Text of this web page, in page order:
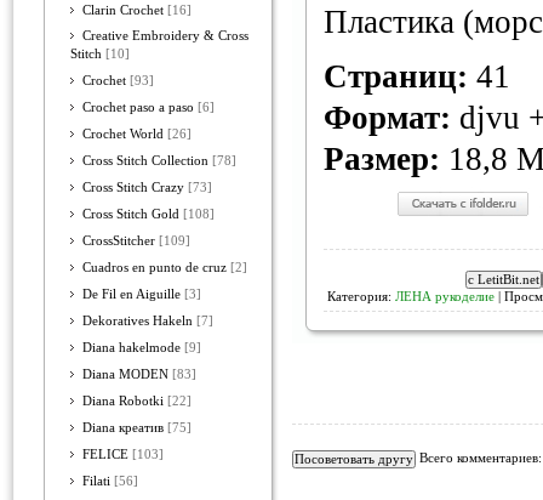
Clarin Crochet [16]
Creative Embroidery & Cross
Stitch [10]
Crochet [93]
Crochet paso a paso [6]
Crochet World [26]
Cross Stitch Collection [78]
Cross Stitch Crazy [73]
Cross Stitch Gold [108]
CrossStitcher [109]
Cuadros en punto de cruz [2]
De Fil en Aiguille [3]
Dekoratives Hakeln [7]
Diana hakelmode [9]
Diana MODEN [83]
Diana Robotki [22]
Diana креатив [75]
FELICE [103]
Filati [56]
Пластика
Страниц: 41
Формат: djvu
Размер: 18,8
Категория: ЛЕНА рукоделие |
Всего